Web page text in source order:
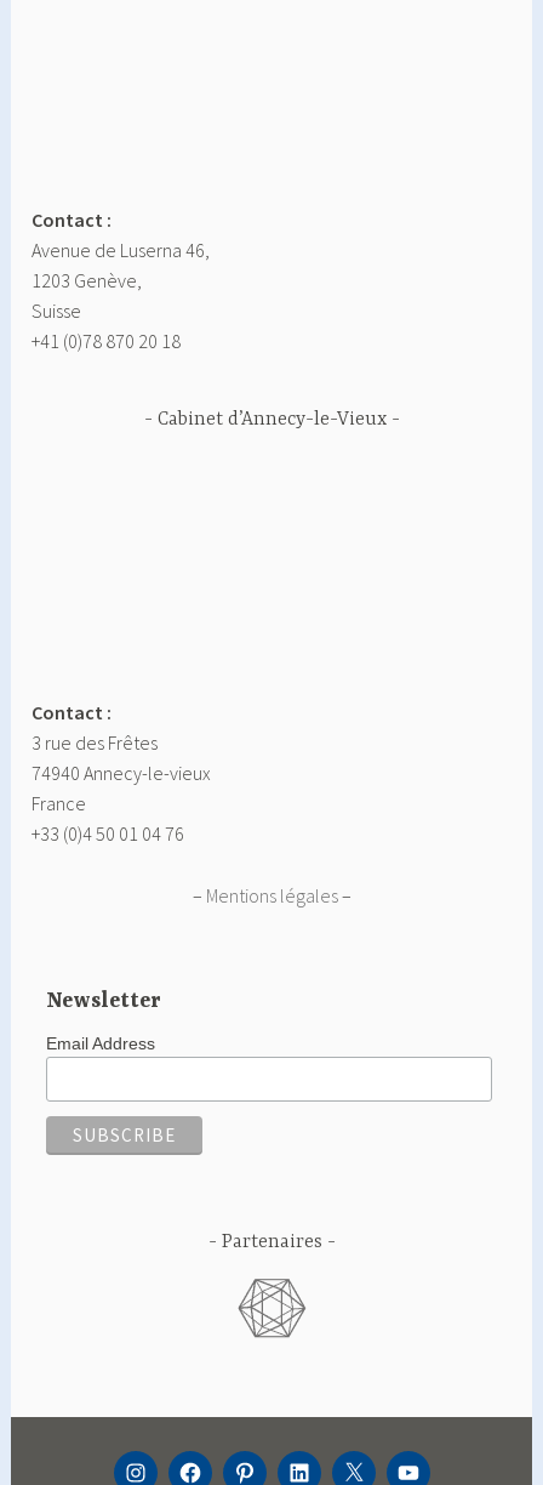
Contact :
Avenue de Luserna 46,
1203 Genève,
Suisse
+41 (0)78 870 20 18
Cabinet d’Annecy-le-Vieux
Contact :
3 rue des Frêtes
74940 Annecy-le-vieux
France
+33 (0)4 50 01 04 76
– Mentions légales–
Newsletter
Email Address
Partenaires
INSTAGRAM
FACEBOOK
PINTEREST
LINKEDIN
TWITTERYOUTUBE